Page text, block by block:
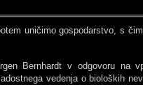
uničimo gospodarstvo, s
Bernhardt v odgovoru na
vedenja o bioloških